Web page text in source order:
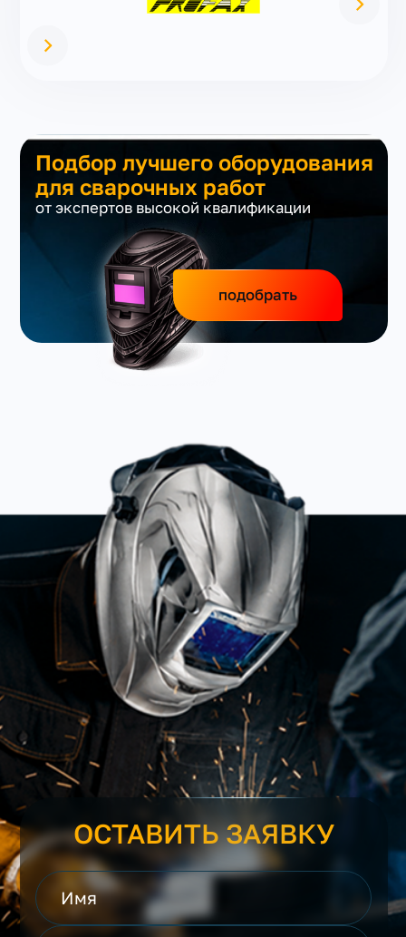
Подбор лучшего оборудования
для сварочных работ
от экспертов высокой квалификации
подобрать
ОСТАВИТЬ ЗАЯВКУ